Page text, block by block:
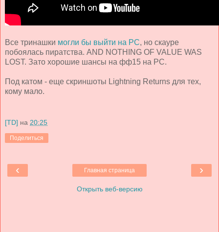
Все тринашки могли бы выйти на РС, но скауре
побоялась пиратства. AND NOTHING OF VALUE WAS
LOST. Зато хорошие шансы на фф15 на РС.
Под катом - еще скриншоты Lightning Returns для тех,
кому мало.
[TD] на 20:25
Поделиться
‹ ›
Главная страница
Открыть веб-версию